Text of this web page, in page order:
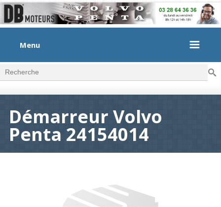
Menu
Formulaire de recherche
Démarreur Volvo
Penta 24154014